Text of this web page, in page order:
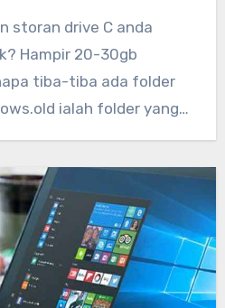
storan drive C anda
Hampir 20-30gb
tiba-tiba ada folder
ialah folder yang…